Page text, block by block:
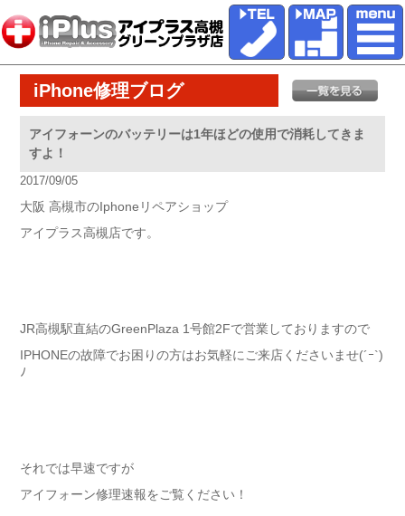
iPhone修理ブログ
アイフォーンのバッテリーは1年ほどの使用で消耗してきま
すよ！
2017/09/05
大阪 高槻市のIphoneリペアショップ
アイプラス高槻店です。
JR高槻駅直結のGreenPlaza 1号館2Fで営業しておりますので
IPHONEの故障でお困りの方はお気軽にご来店くださいませ(´ｰ`)
ﾉ
それでは早速ですが
アイフォーン修理速報をご覧ください！